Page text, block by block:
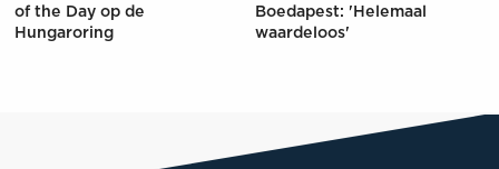
of the Day op de
Hungaroring
Boedapest: 'Helemaal
waardeloos'